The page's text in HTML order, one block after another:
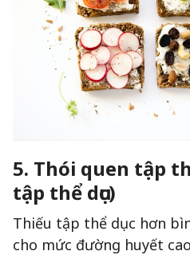
5. Thói quen tập
tập thể dục)
Thiếu tập thể dục hơn
cho mức đường huyết